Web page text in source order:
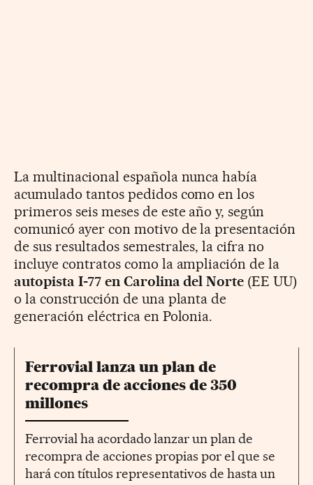
La multinacional española nunca había
acumulado tantos pedidos como en los
primeros seis meses de este año y, según
comunicó ayer con motivo de la presentación
de sus resultados semestrales, la cifra no
incluye contratos como la ampliación de la
autopista I-77 en Carolina del Norte (EE UU)
o la construcción de una planta de
generación eléctrica en Polonia.
Ferrovial lanza un plan de
recompra de acciones de 350
millones
Ferrovial ha acordado lanzar un plan de
recompra de acciones propias por el que se
hará con títulos representativos de hasta un